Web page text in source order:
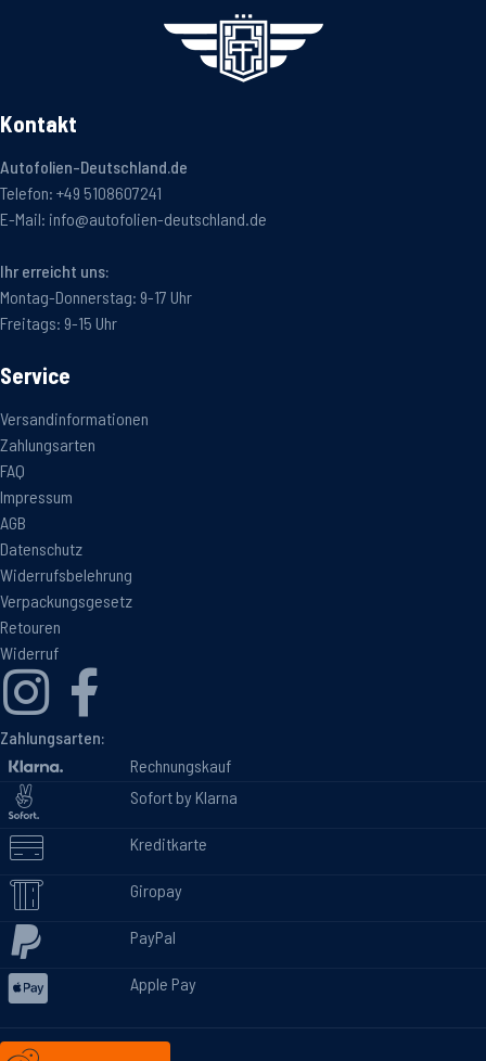
Kontakt
Autofolien-Deutschland.de
Telefon: +49 5108607241
E-Mail: info@autofolien-deutschland.de
Ihr erreicht uns:
Montag-Donnerstag: 9-17 Uhr
Freitags: 9-15 Uhr
Service
Versandinformationen
Zahlungsarten
FAQ
Impressum
AGB
Datenschutz
Widerrufsbelehrung
Verpackungsgesetz
Retouren
Widerruf
Zahlungsarten:
Rechnungskauf
Sofort by Klarna
Kreditkarte
Giropay
PayPal
Apple Pay